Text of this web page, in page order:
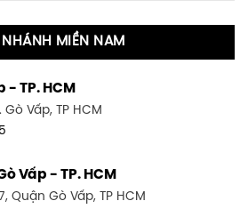
MIỀN NAM
- TP. HCM
Vấp, TP HCM
Vấp - TP. HCM
Quận Gò Vấp, TP HCM